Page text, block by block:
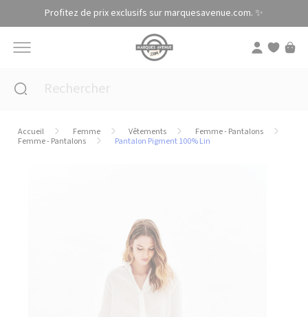
Profitez de prix exclusifs sur marquesavenue.com. ✨
Accueil Femme Vêtements
Femme - Pantalons
Femme - Pantalons
Pantalon Pigment 100% Lin
Panneau de gestion des cookies